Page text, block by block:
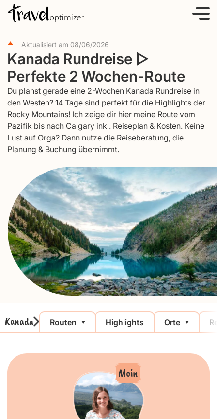
Aktualisiert am 08/06/2026
Kanada Rundreise ▷
Perfekte 2 Wochen-Route
Du planst gerade eine 2-Wochen Kanada Rundreise in
den Westen? 14 Tage sind perfekt für die Highlights der
Rocky Mountains! Ich zeige dir hier meine Route vom
Pazifik bis nach Calgary inkl. Reiseplan & Kosten. Keine
Lust auf Orga? Dann nutze die Reiseberatung, die
Planung & Buchung übernimmt.
Kanada Routen Highlights Orte
Moin